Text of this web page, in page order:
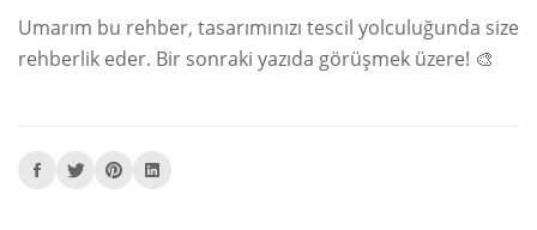
Umarım bu rehber, tasarımınızı tescil yolculuğunda size
rehberlik eder. Bir sonraki yazıda görüşmek üzere! 🎨